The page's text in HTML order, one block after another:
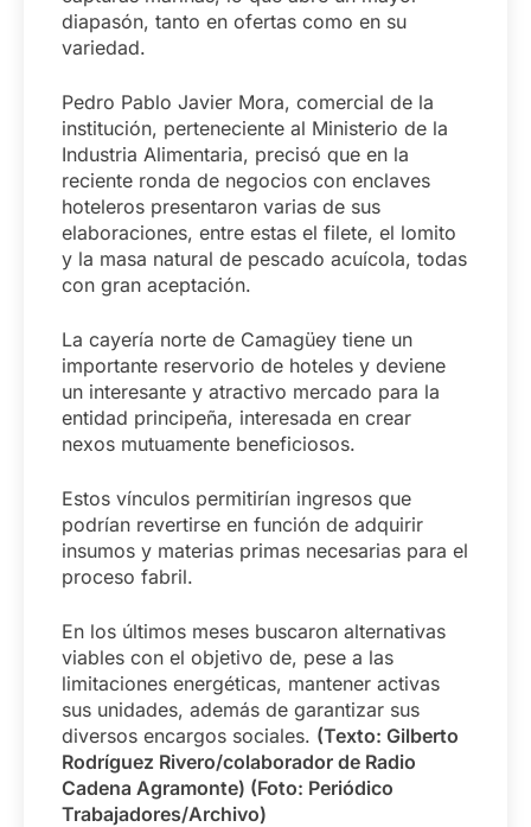
diapasón, tanto en ofertas como en su
variedad.
Pedro Pablo Javier Mora, comercial de la
institución, perteneciente al Ministerio de la
Industria Alimentaria, precisó que en la
reciente ronda de negocios con enclaves
hoteleros presentaron varias de sus
elaboraciones, entre estas el filete, el lomito
y la masa natural de pescado acuícola, todas
con gran aceptación.
La cayería norte de Camagüey tiene un
importante reservorio de hoteles y deviene
un interesante y atractivo mercado para la
entidad principeña, interesada en crear
nexos mutuamente beneficiosos.
Estos vínculos permitirían ingresos que
podrían revertirse en función de adquirir
insumos y materias primas necesarias para el
proceso fabril.
En los últimos meses buscaron alternativas
viables con el objetivo de, pese a las
limitaciones energéticas, mantener activas
sus unidades, además de garantizar sus
diversos encargos sociales. (Texto: Gilberto
Rodríguez Rivero/colaborador de Radio
Cadena Agramonte) (Foto: Periódico
Trabajadores/Archivo)